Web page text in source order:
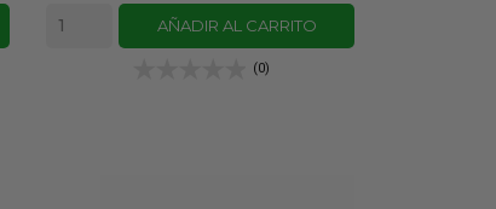
AÑADIR AL CARRITO
(0)